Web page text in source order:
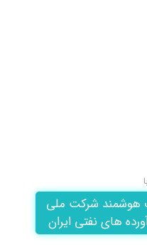
هوشمند شرکت ملی
های نفتی ایران